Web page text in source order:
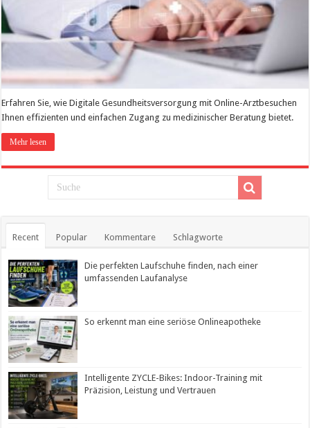
Erfahren Sie, wie Digitale Gesundheitsversorgung mit Online-Arztbesuchen
Ihnen effizienten und einfachen Zugang zu medizinischer Beratung bietet.
Mehr lesen
Recent Popular Kommentare Schlagworte
Die perfekten Laufschuhe finden, nach einer
umfassenden Laufanalyse
So erkennt man eine seriöse Onlineapotheke
Intelligente ZYCLE-Bikes: Indoor-Training mit
Präzision, Leistung und Vertrauen